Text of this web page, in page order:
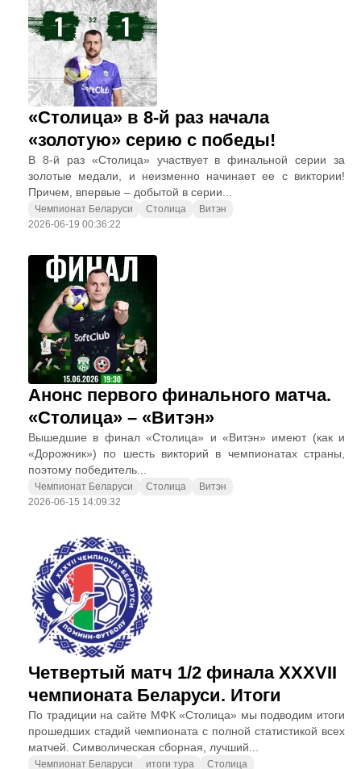
«Столица» в 8-й раз начала
«золотую» серию с победы!
В 8-й раз «Столица» участвует в финальной серии за
золотые медали, и неизменно начинает ее с виктории!
Причем, впервые – добытой в серии...
Чемпионат Беларуси Столица
Витэн
2026-06-19 00:36:22
Анонс первого финального матча.
«Столица» – «Витэн»
Вышедшие в финал «Столица» и «Витэн» имеют (как и
«Дорожник») по шесть викторий в чемпионатах страны,
поэтому победитель...
Чемпионат Беларуси Столица
Витэн
2026-06-15 14:09:32
Четвертый матч 1/2 финала XXXVII
чемпионата Беларуси. Итоги
По традиции на сайте МФК «Столица» мы подводим итоги
прошедших стадий чемпионата с полной статистикой всех
матчей. Символическая сборная, лучший...
Чемпионат Беларуси итоги тура Столица